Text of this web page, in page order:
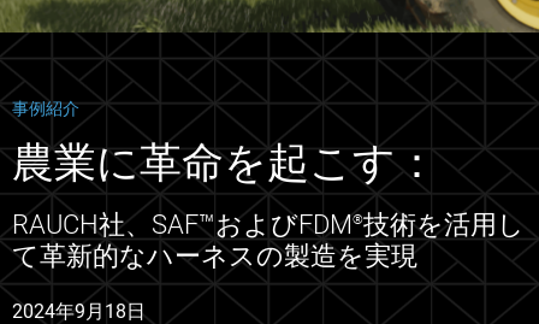
事例紹介
農業に革命を起こす：
RAUCH社、SAF™およびFDM®技術を活用し
て革新的なハーネスの製造を実現
2024年9月18日